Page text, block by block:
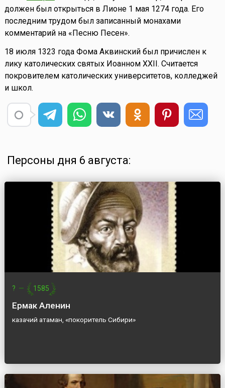
должен был открыться в Лионе 1 мая 1274 года. Его
последним трудом был записанный монахами
комментарий на «Песню Песен».
18 июля 1323 года Фома Аквинский был причислен к
лику католических святых Иоанном XXII. Считается
покровителем католических университетов, колледжей
и школ.
Персоны дня 6 августа:
? — 1585
Ермак Аленин
казачий атаман, «покоритель Сибири»